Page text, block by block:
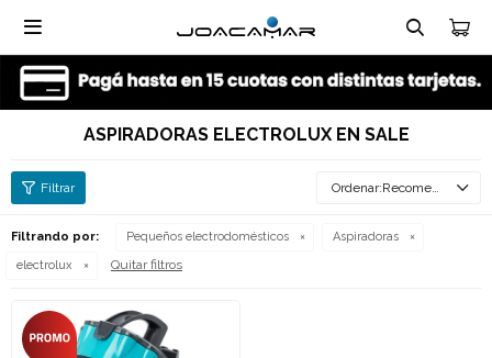

ASPIRADORAS ELECTROLUX EN SALE
Recomendados
Filtrando por: Pequeños electrodomésticos
Aspiradoras
electrolux
Quitar filtros